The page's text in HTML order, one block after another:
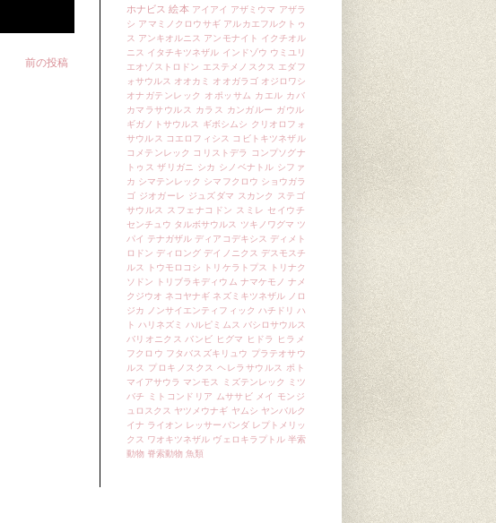
前の投稿
ホナビス 絵本 アイアイ アザミウマ アザラ
シ アマミノクロウサギ アルカエフルクトゥ
ス アンキオルニス アンモナイト イクチオル
ニス イタチキツネザル インドゾウ ウミユリ
エオゾストロドン エステメノスクス エダフ
ォサウルス オオカミ オオガラゴ オジロワシ
オナガテンレック
オポッサム カエル カバ
カマラサウルス
カラス カンガルー ガウル
ギガノトサウルス
ギボシムシ クリオロフォ
サウルス
コエロフィシス
コビトキツネザル
コメテンレック
コリストデラ
コンプソグナ
トゥス ザリガニ シカ シノベナトル シファ
カ シマテンレック シマフクロウ ショウガラ
ゴ ジオガーレ ジュズダマ スカンク
ステゴ
サウルス
スフェナコドン スミレ セイウチ
センチュウ タルボサウルス ツキノワグマ ツ
パイ テナガザル ディアコデキシス ディメト
ロドン ディロング デイノニクス デスモスチ
ルス
トウモロコシ トリケラトプス
トリナク
ソドン
トリブラキディウム ナマケモノ ナメ
クジウオ ネコヤナギ ネズミキツネザル
ノロ
ジカ
ノンサイエンティフィック ハチドリ ハ
ト ハリネズミ ハルピミムス バシロサウルス
バリオニクス バンビ ヒグマ ヒドラ
ヒラメ
フクロウ フタバスズキリュウ プラテオサウ
ルス
プロキノスクス ヘレラサウルス
ポト
マイアサウラ マンモス ミズテンレック
ミツ
バチ
ミトコンドリア ムササビ メイ
モンジ
ュロスクス ヤツメウナギ ヤムシ ヤンバルク
イナ ライオン レッサーパンダ レプトメリッ
クス ワオキツネザル ヴェロキラプトル 半索
動物 脊索動物 魚類